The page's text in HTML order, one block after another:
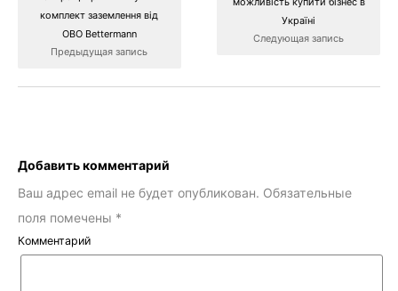
комплект заземлення від
OBO Bettermann
Предыдущая запись
Україні
Следующая запись
Добавить комментарий
Ваш адрес email не будет опубликован. Обязательные
поля помечены *
Комментарий